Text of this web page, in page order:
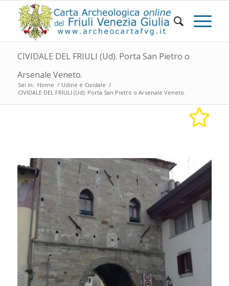
CIVIDALE DEL FRIULI (Ud). Porta San Pietro o
Arsenale Veneto.
Sei in: Home / Udine e Cividale /
CIVIDALE DEL FRIULI (Ud). Porta San Pietro o Arsenale Veneto.